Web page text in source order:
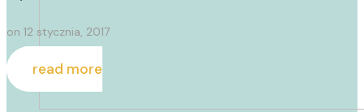
on 12 stycznia, 2017
read more